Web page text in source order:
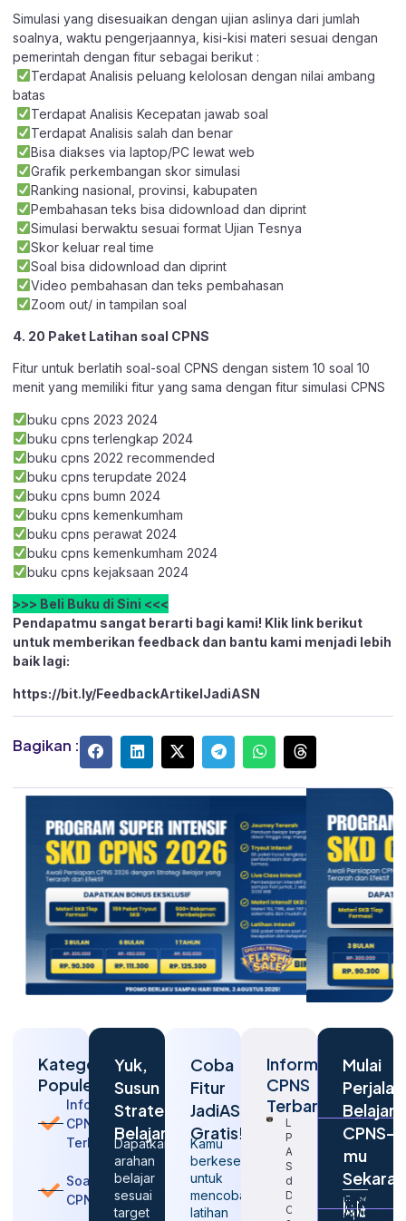
Simulasi yang disesuaikan dengan ujian aslinya dari jumlah
soalnya, waktu pengerjaannya, kisi-kisi materi sesuai dengan
pemerintah dengan fitur sebagai berikut :
Terdapat Analisis peluang kelolosan dengan nilai ambang
batas
Terdapat Analisis Kecepatan jawab soal
Terdapat Analisis salah dan benar
Bisa diakses via laptop/PC lewat web
Grafik perkembangan skor simulasi
Ranking nasional, provinsi, kabupaten
Pembahasan teks bisa didownload dan diprint
Simulasi berwaktu sesuai format Ujian Tesnya
Skor keluar real time
Soal bisa didownload dan diprint
Video pembahasan dan teks pembahasan
Zoom out/ in tampilan soal
4. 20 Paket Latihan soal CPNS
Fitur untuk berlatih soal-soal CPNS dengan sistem 10 soal 10
menit yang memiliki fitur yang sama dengan fitur simulasi CPNS
buku cpns 2023 2024
buku cpns terlengkap 2024
buku cpns 2022 recommended
buku cpns terupdate 2024
buku cpns bumn 2024
buku cpns kemenkumham
buku cpns perawat 2024
buku cpns kemenkumham 2024
buku cpns kejaksaan 2024
>>> Beli Buku di Sini <<<
Pendapatmu sangat berarti bagi kami! Klik link berikut
untuk memberikan feedback dan bantu kami menjadi lebih
baik lagi:
https://bit.ly/FeedbackArtikelJadiASN
Bagikan :
Kategori
Populer
Informasi
CPNS
Terbaru
Soal
CPNS
Yuk,
Susun
Strategi
Belajarmu
Dapatkan
arahan
belajar
sesuai
target
Coba
Fitur
JadiASN
Gratis!
Kamu
berkesempatan
untuk
mencoba
latihan
Informasi
CPNS
Terbaru
Langkah
Penting
Agar
Sukses
dalam
Daftar
CPNS
Mulai
Belajar
CPNS-
mu